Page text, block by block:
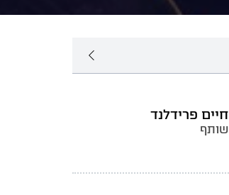
חיים פרידלנד
שותף